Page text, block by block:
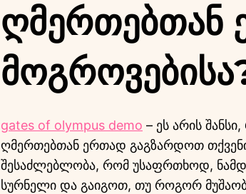
gates of olympus demo – ეს არის
ღმერთებთან ერთად გაგზარდოთ თქვენი
შესაძლებლობა, რომ უსაფრთხოდ,
სურნელი და გაიგოთ, თუ როგორ